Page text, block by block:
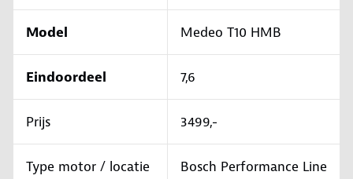
Model Medeo T10 HMB
Eindoordeel 7,6
Prijs 3499,-
Type motor / locatie
Bosch Performance Line